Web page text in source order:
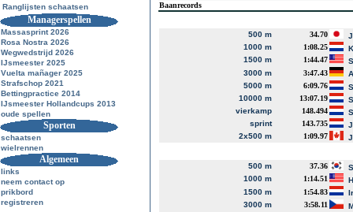
Ranglijsten schaatsen
Managerspellen
Massasprint 2026
Rosa Nostra 2026
Wegwedstrijd 2026
IJsmeester 2025
Vuelta mañager 2025
Strafschop 2021
Bettingpractice 2014
IJsmeester Hollandcups 2013
oude spellen
Sporten
schaatsen
wielrennen
Algemeen
links
neem contact op
prikbord
registreren
Baanrecords
500 m 34.70
1000 m
1:08.25
1500 m
1:44.47
3000 m
3:47.43
5000 m
6:09.76
10000 m
13:07.19
vierkamp
148.494
sprint
143.735
2x500 m
1:09.97
500 m 37.36
1000 m
1:14.51
1500 m
1:54.83
3000 m
3:58.11